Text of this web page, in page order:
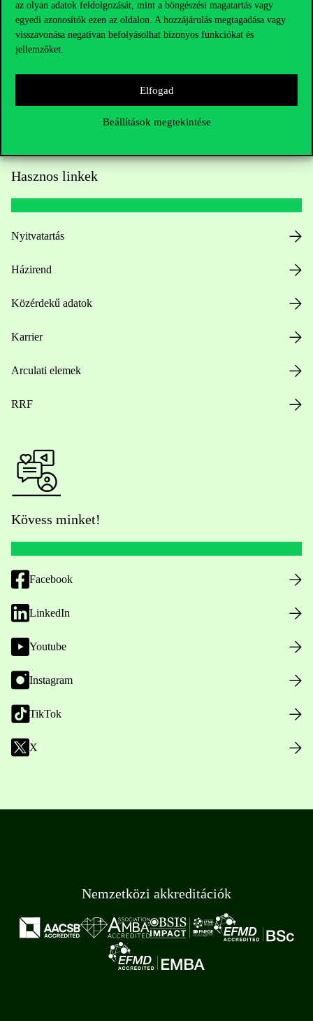
az olyan adatok feldolgozását, mint a böngészési magatartás vagy
egyedi azonosítók ezen az oldalon. A hozzájárulás megtagadása vagy
visszavonása negatívan befolyásolhat bizonyos funkciókat és
jellemzőket.
Elfogad
Beállítások megtekintése
HUB jelenlegi hallgatóinknak
Hasznos linkek
Nyitvatartás
Házirend
Közérdekű adatok
Karrier
Arculati elemek
RRF
Kövess minket!
Facebook
LinkedIn
Youtube
Instagram
TikTok
X
Nemzetközi akkreditációk